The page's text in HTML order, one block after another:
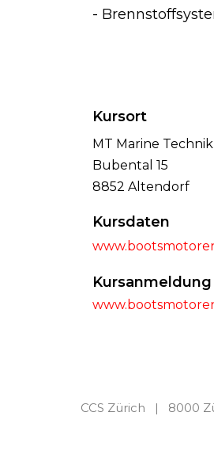
-
Kursort
MT Marine Technik
Bubental 15
8852 Altendorf
Kursdaten
Kursanmeldung
CCS Zürich | 8000